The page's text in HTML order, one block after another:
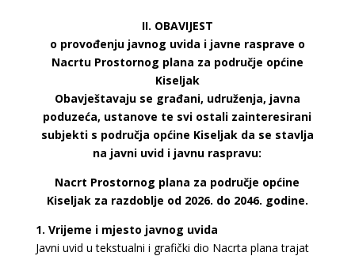
II. OBAVIJEST
o provođenju javnog uvida i javne rasprave o
Nacrtu Prostornog plana za područje općine
Kiseljak
Obavještavaju se građani, udruženja, javna
poduzeća, ustanove te svi ostali zainteresirani
subjekti s područja općine Kiseljak da se stavlja
na javni uvid i javnu raspravu:
Nacrt Prostornog plana za područje općine
Kiseljak za razdoblje od 2026. do 2046. godine.
1. Vrijeme i mjesto javnog uvida
Javni uvid u tekstualni i grafički dio Nacrta plana trajat